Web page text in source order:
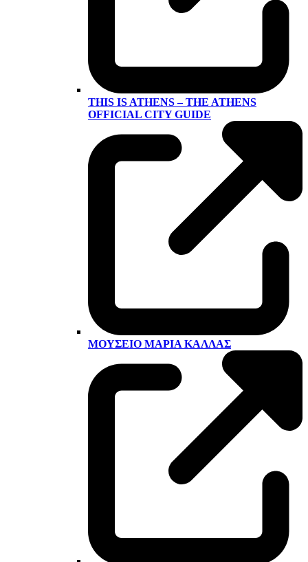
THIS IS ATHENS – THE ATHENS
OFFICIAL CITY GUIDE
ΜΟΥΣΕΊΟ ΜΑΡΊΑ ΚΆΛΛΑΣ